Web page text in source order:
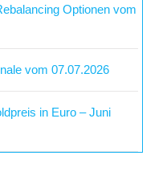
Optionen vom
vom 07.07.2026
in Euro – Juni